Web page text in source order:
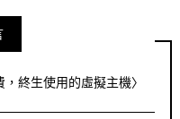
，終生使用的虛擬主機〉